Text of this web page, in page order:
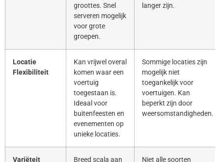
groottes. Snel
serveren mogelijk
voor grote
groepen.
langer zijn.
Locatie
Flexibiliteit
Kan vrijwel overal
komen waar een
voertuig
toegestaan is.
Ideaal voor
buitenfeesten en
evenementen op
unieke locaties.
Sommige locaties zijn
mogelijk niet
toegankelijk voor
voertuigen. Kan
beperkt zijn door
weersomstandigheden.
Variëteit
Breed scala aan
Niet alle soorten